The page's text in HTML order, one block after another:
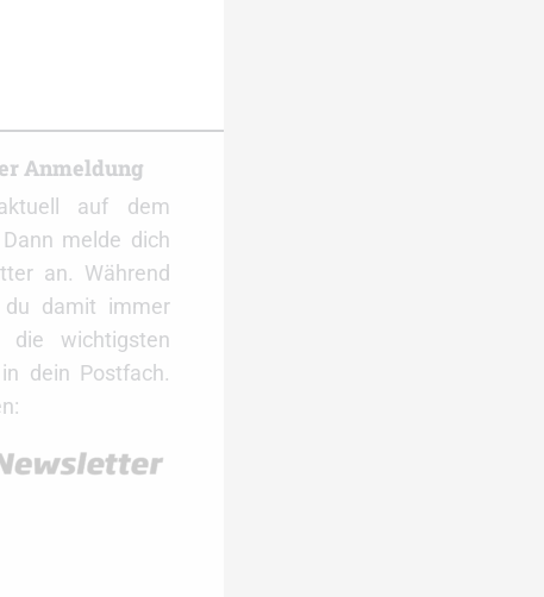
Anmeldung
auf dem
melde dich
an. Während
damit immer
die wichtigsten
dein Postfach.